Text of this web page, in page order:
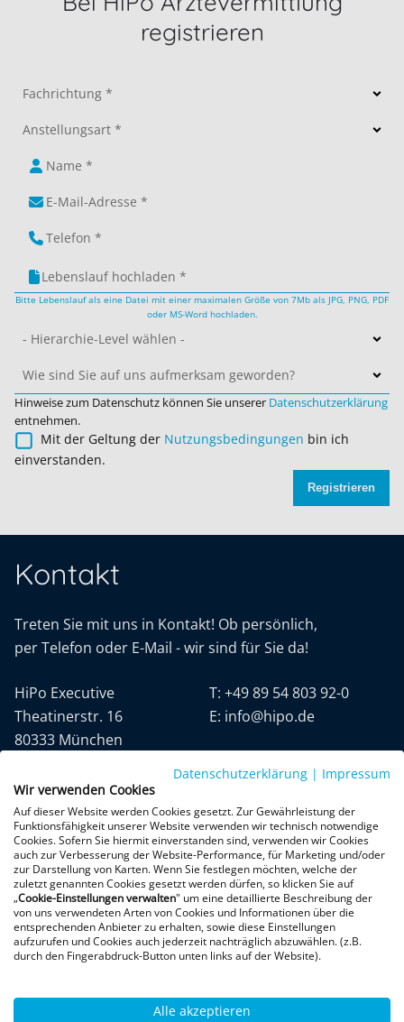
registrieren
Fachrichtung *
Anstellungsart *
Lebenslauf hochladen *
Bitte Lebenslauf als eine Datei mit einer maximalen Größe von 7Mb als JPG, PNG, PDF
oder MS-Word hochladen.
- Hierarchie-Level wählen -
Wie sind Sie auf uns aufmerksam geworden?
Hinweise zum Datenschutz können Sie unserer Datenschutzerklärung
entnehmen.
Mit der Geltung der Nutzungsbedingungen bin ich
einverstanden.
Registrieren
Kontakt
Treten Sie mit uns in Kontakt! Ob persönlich,
per Telefon oder E-Mail - wir sind für Sie da!
HiPo Executive
Theatinerstr. 16
80333 München
T: +49 89 54 803 92-0
E: info@hipo.de
Datenschutz AGB Impressum
+300 Google-Rezensionen
★★★★★
4,9 von 5 Sternen
Datenschutzerklärung | Impressum
Wir verwenden Cookies
Auf dieser Website werden Cookies gesetzt. Zur Gewährleistung der
Funktionsfähigkeit unserer Website verwenden wir technisch notwendige
Cookies. Sofern Sie hiermit einverstanden sind, verwenden wir Cookies
auch zur Verbesserung der Website-Performance, für Marketing und/oder
zur Darstellung von Karten. Wenn Sie festlegen möchten, welche der
zuletzt genannten Cookies gesetzt werden dürfen, so klicken Sie auf
„Cookie-Einstellungen verwalten" um eine detaillierte Beschreibung der
von uns verwendeten Arten von Cookies und Informationen über die
entsprechenden Anbieter zu erhalten, sowie diese Einstellungen
aufzurufen und Cookies auch jederzeit nachträglich abzuwählen. (z.B.
durch den Fingerabdruck-Button unten links auf der Website).
Alle akzeptieren